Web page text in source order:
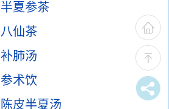
半夏参茶
八仙茶
补肺汤
参术饮
陈皮半夏汤